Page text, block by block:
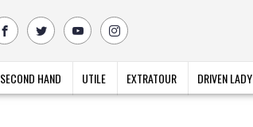
SECOND HAND UTILE EXTRATOUR DRIVEN LADY